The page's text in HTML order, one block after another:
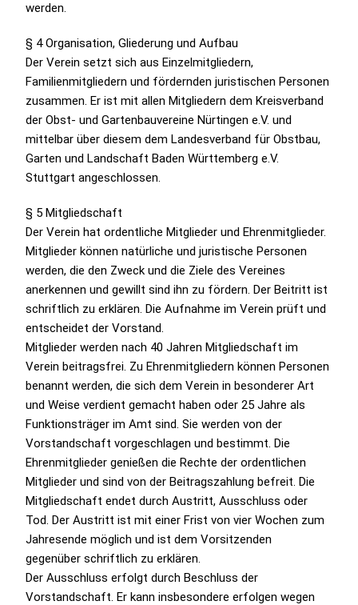
werden.
§ 4 Organisation, Gliederung und Aufbau
Der Verein setzt sich aus Einzelmitgliedern,
Familienmitgliedern und fördernden juristischen Personen
zusammen. Er ist mit allen Mitgliedern dem Kreisverband
der Obst- und Gartenbauvereine Nürtingen e.V. und
mittelbar über diesem dem Landesverband für Obstbau,
Garten und Landschaft Baden Württemberg e.V.
Stuttgart angeschlossen.
§ 5 Mitgliedschaft
Der Verein hat ordentliche Mitglieder und Ehrenmitglieder.
Mitglieder können natürliche und juristische Personen
werden, die den Zweck und die Ziele des Vereines
anerkennen und gewillt sind ihn zu fördern. Der Beitritt ist
schriftlich zu erklären. Die Aufnahme im Verein prüft und
entscheidet der Vorstand.
Mitglieder werden nach 40 Jahren Mitgliedschaft im
Verein beitragsfrei. Zu Ehrenmitgliedern können Personen
benannt werden, die sich dem Verein in besonderer Art
und Weise verdient gemacht haben oder 25 Jahre als
Funktionsträger im Amt sind. Sie werden von der
Vorstandschaft vorgeschlagen und bestimmt. Die
Ehrenmitglieder genießen die Rechte der ordentlichen
Mitglieder und sind von der Beitragszahlung befreit. Die
Mitgliedschaft endet durch Austritt, Ausschluss oder
Tod. Der Austritt ist mit einer Frist von vier Wochen zum
Jahresende möglich und ist dem Vorsitzenden
gegenüber schriftlich zu erklären.
Der Ausschluss erfolgt durch Beschluss der
Vorstandschaft. Er kann insbesondere erfolgen wegen